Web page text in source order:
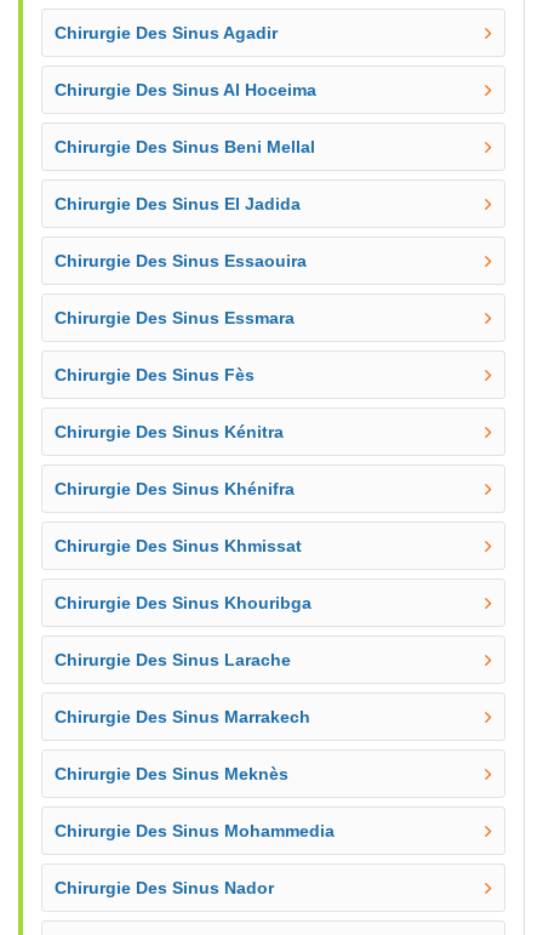
Chirurgie Des Sinus Agadir
Chirurgie Des Sinus Al Hoceima
Chirurgie Des Sinus Beni Mellal
Chirurgie Des Sinus El Jadida
Chirurgie Des Sinus Essaouira
Chirurgie Des Sinus Essmara
Chirurgie Des Sinus Fès
Chirurgie Des Sinus Kénitra
Chirurgie Des Sinus Khénifra
Chirurgie Des Sinus Khmissat
Chirurgie Des Sinus Khouribga
Chirurgie Des Sinus Larache
Chirurgie Des Sinus Marrakech
Chirurgie Des Sinus Meknès
Chirurgie Des Sinus Mohammedia
Chirurgie Des Sinus Nador